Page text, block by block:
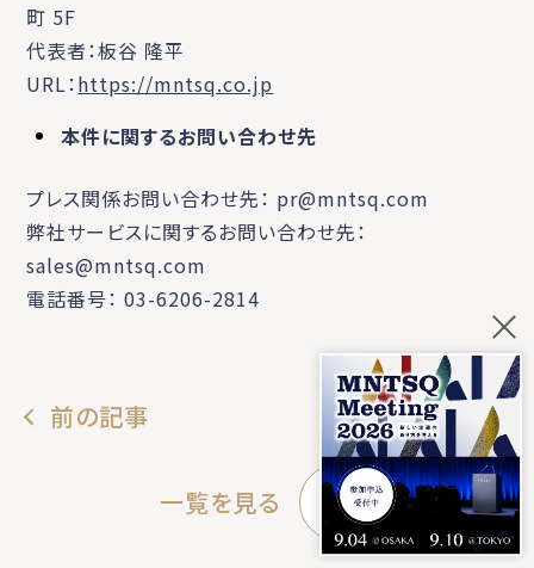
町 5F
代表者：板谷 隆平
URL： https://mntsq.co.jp
本件に関するお問い合わせ先
プレス関係お問い合わせ先： pr@mntsq.com
弊社サービスに関するお問い合わせ先：
sales@mntsq.com
電話番号： 03-6206-2814
前の記事
一覧を見る
次の記事